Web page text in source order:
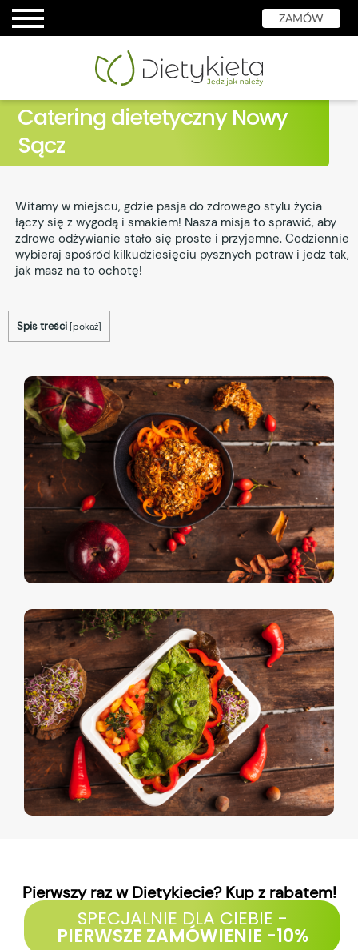
ZAMÓW
Catering dietetyczny Nowy
Sącz
Witamy w miejscu, gdzie pasja do zdrowego stylu życia
łączy się z wygodą i smakiem! Nasza misja to sprawić, aby
zdrowe odżywianie stało się proste i przyjemne. Codziennie
wybieraj spośród kilkudziesięciu pysznych potraw i jedz tak,
jak masz na to ochotę!
Spis treści [pokaż]
Pierwszy raz w Dietykiecie? Kup z rabatem!
SPECJALNIE DLA CIEBIE -
PIERWSZE ZAMÓWIENIE -10%